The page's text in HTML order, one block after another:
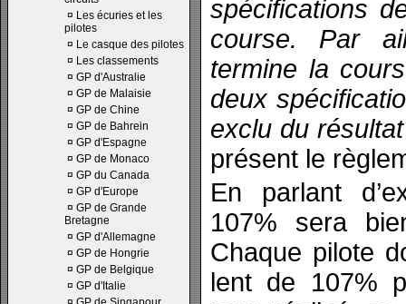
¤ Les écuries et les
pilotes
¤ Le casque des pilotes
¤ Les classements
¤ GP d'Australie
¤ GP de Malaisie
¤ GP de Chine
¤ GP de Bahrein
¤ GP d'Espagne
¤ GP de Monaco
¤ GP du Canada
¤ GP d'Europe
¤ GP de Grande
Bretagne
¤ GP d'Allemagne
¤ GP de Hongrie
¤ GP de Belgique
¤ GP d'Italie
spécifications
course. Par
termine la
deux
exclu du
présent le
En parlant
107% sera
Chaque pilote
lent de 107%